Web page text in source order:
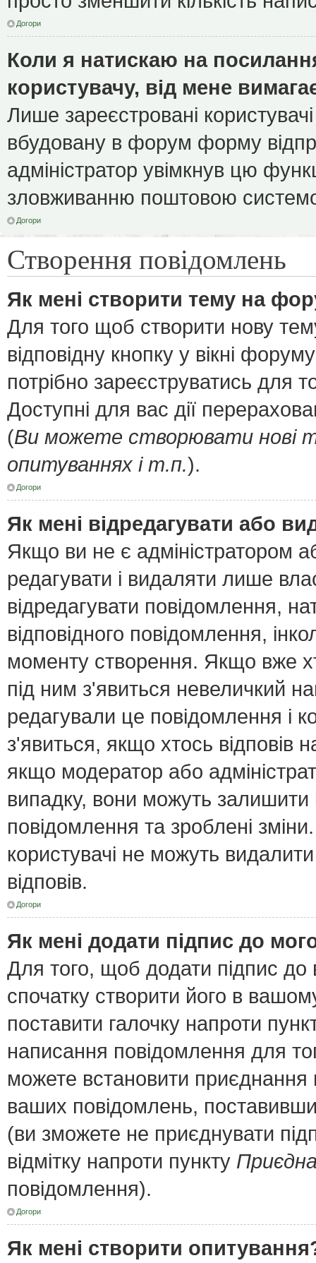
Догори
Коли я натискаю на
користувачу, від мене
Лише зареєстровані
вбудовану в форум форму
адміністратор увімкнув цю
зловживанню поштовою
Догори
Створення повідомлень
Як мені створити тему на
Для того щоб створити нову
відповідну кнопку у вікні
потрібно зареєструватись для
Доступні для вас дії
(Ви можете створювати нові
опитуваннях і т.п.).
Догори
Як мені відредагувати або
Якщо ви не є адміністратором
редагувати і видаляти лише
відредагувати повідомлення,
відповідного повідомлення,
моменту створення. Якщо вже
під ним з'явиться невеличкий
редагували це повідомлення і
з'явиться, якщо хтось відповів
якщо модератор або
випадку, вони можуть
повідомлення та зроблені
користувачі не можуть
відповів.
Догори
Як мені додати підпис до
Для того, щоб додати підпис
спочатку створити його в
поставити галочку напроти
написання повідомлення для
можете встановити приєднання
ваших повідомлень, поставивши
(ви зможете не приєднувати
відмітку напроти пункту
повідомлення).
Догори
Як мені створити